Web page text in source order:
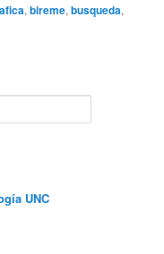
,bireme,busqueda,
UNC